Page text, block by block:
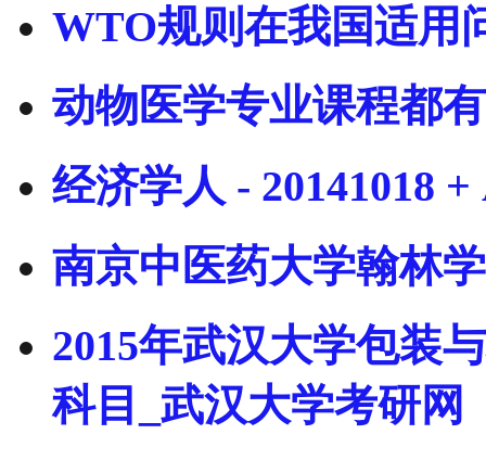
WTO规则在我国适用
动物医学专业课程都
经济学人 - 20141018
南京中医药大学翰林
2015年武汉大学包装
科目_武汉大学考研网